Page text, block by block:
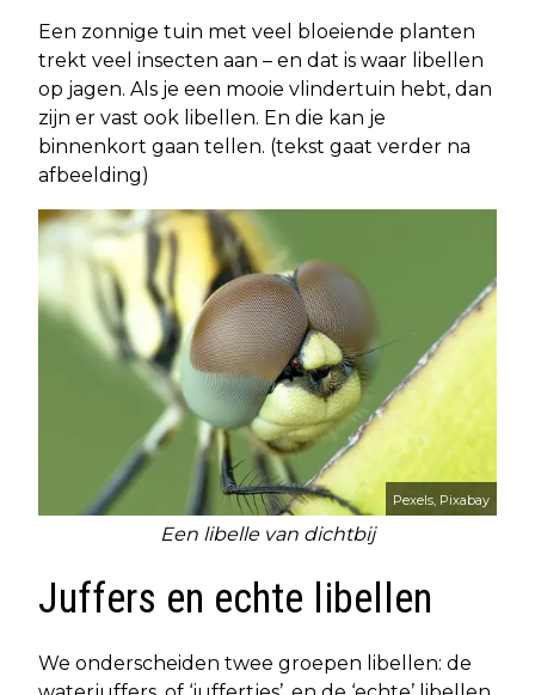
Een zonnige tuin met veel bloeiende planten
trekt veel insecten aan – en dat is waar libellen
op jagen. Als je een mooie vlindertuin hebt, dan
zijn er vast ook libellen. En die kan je
binnenkort gaan tellen. (tekst gaat verder na
afbeelding)
Pexels, Pixabay
Een libelle van dichtbij
Juffers en echte libellen
We onderscheiden twee groepen libellen: de